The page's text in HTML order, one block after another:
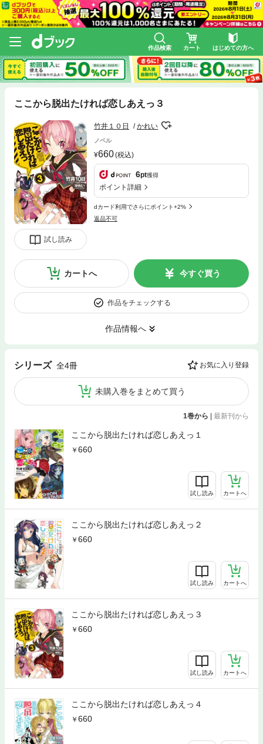
作品検索 カート はじめての方へ
ここから脱出たければ恋しあえっ３
試し読み
竹井１０日 かれい
ノベル
660(税込)
6pt獲得
ポイント詳細
dカード利用でさらにポイント+2%
返品不可
カートへ 今すぐ買う
作品をチェックする
作品情報へ
シリーズ 全4冊 お気に入り登録
未購入巻をまとめて買う
1巻から | 最新刊から
ここから脱出たければ恋しあえっ１
660
試し読み カートへ
ここから脱出たければ恋しあえっ２
660
試し読み カートへ
ここから脱出たければ恋しあえっ３
660
試し読み カートへ
ここから脱出たければ恋しあえっ４
660